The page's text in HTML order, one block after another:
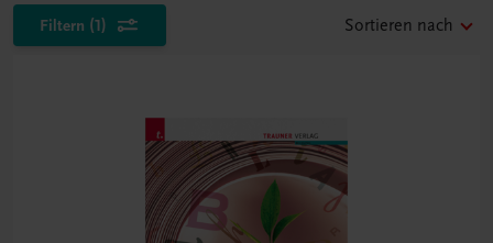
Filtern (1) Sortieren nach